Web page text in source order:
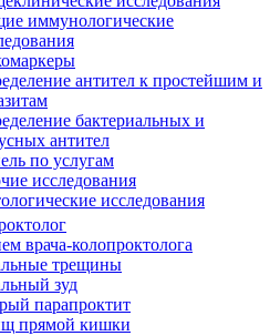
иммунологические
антител к простейшим и
бактериальных и
антител
по услугам
исследования
исследования
врача-колопроктолога
трещины
зуд
парапроктит
прямой кишки